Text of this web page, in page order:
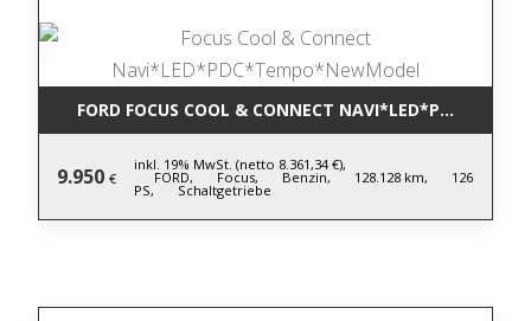
FORD FOCUS COOL & CONNECT
9.950 €
inkl. 19% MwSt. (netto 8.361,34 €),
FORD, Focus, Benzin, 128.128 km, 126
PS, Schaltgetriebe